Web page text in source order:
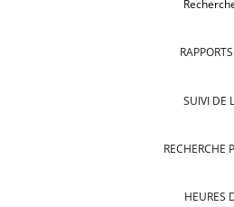
SUIVI DE
RECHERCHE
HEURES